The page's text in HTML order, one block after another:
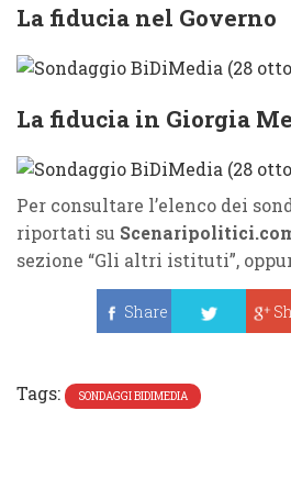
La fiducia nel Governo
La fiducia in Giorgia
Per consultare l’elenco dei
riportati su
sezione “Gli altri istituti”,
Share
Tags: SONDAGGI BIDIMEDIA